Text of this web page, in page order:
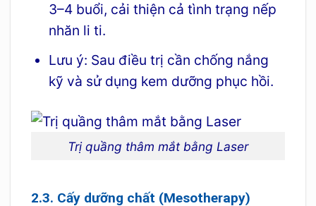
3–4 buổi, cải thiện cả tình trạng nếp
nhăn li ti.
Lưu ý: Sau điều trị cần chống nắng
kỹ và sử dụng kem dưỡng phục hồi.
Trị quầng thâm mắt bằng Laser
2.3. Cấy dưỡng chất (Mesotherapy)